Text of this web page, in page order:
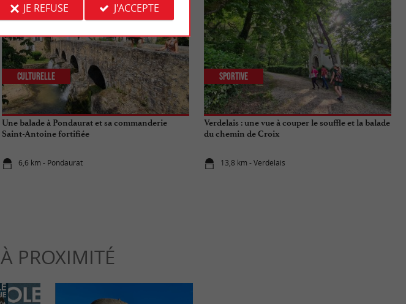
Une balade à Pondaurat et sa commanderie
Saint-Antoine fortifiée
6,6 km - Pondaurat
Culturelle
Verdelais : une vue à couper le souffle et la balade
du chemin de Croix
13,8 km - Verdelais
Sportive
À PROXIMITÉ
JE REFUSE J'ACCEPTE